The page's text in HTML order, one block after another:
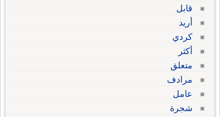
قابل
أريد
كردي
أكثر
متعلق
مرادف
عامل
شجرة